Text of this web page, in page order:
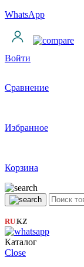
WhatsApp
Войти
Сравнение
Избранное
Корзина
RU|KZ
Каталог
Close